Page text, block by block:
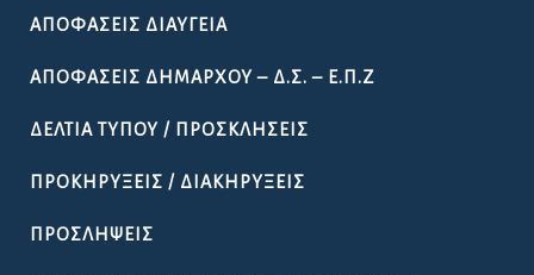
ΑΠΟΦΆΣΕΙΣ ΔΙΑΎΓΕΙΑ
ΑΠΟΦΆΣΕΙΣ ΔΗΜΆΡΧΟΥ – Δ.Σ. – Ε.Π.Ζ
ΔΕΛΤΊΑ ΤΎΠΟΥ / ΠΡΟΣΚΛΉΣΕΙΣ
ΠΡΟΚΗΡΎΞΕΙΣ / ΔΙΑΚΗΡΎΞΕΙΣ
ΠΡΟΣΛΉΨΕΙΣ